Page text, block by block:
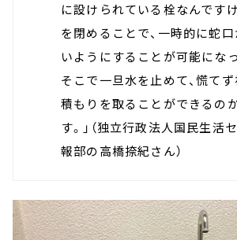
に設けられている栓なんです
を閉めることで、一時的に蛇
いようにすることが可能にな
そこで一旦水を止めて、慌て
積もりを取ることができるの
す。 」（独立行政法人国民生活
報部の高橋捺紀さん）